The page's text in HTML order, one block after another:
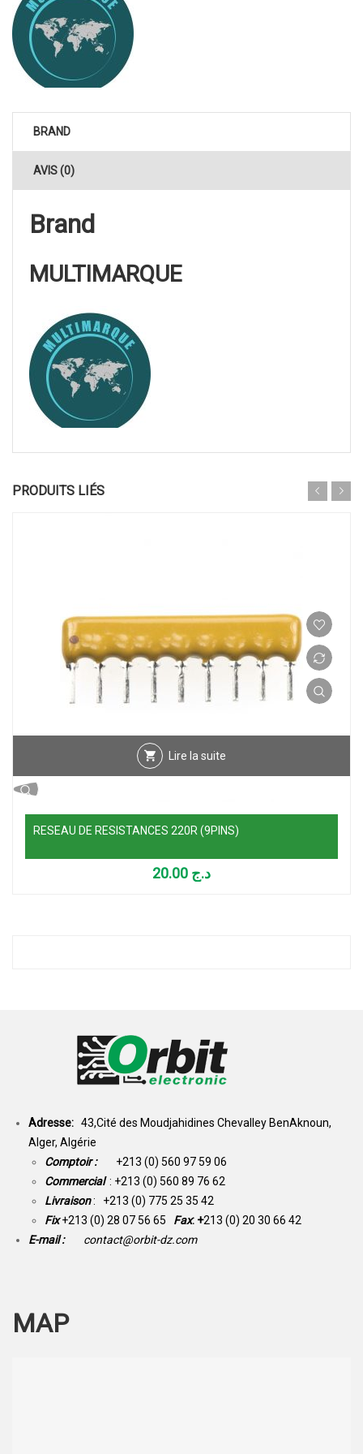
BRAND
AVIS (0)
Brand
MULTIMARQUE
PRODUITS LIÉS
Lire la suite
RESEAU DE RESISTANCES 220R (9PINS)
د.ج
Adresse: 43,Cité des Moudjahidines Chevalley BenAknoun,
Alger, Algérie
Comptoir : +213 (0) 560 97 59 06
Commercial : +213 (0) 560 89 76 62
Livraison: +213 (0) 775 25 35 42
Fix +213 (0) 28 07 56 65 Fax: +213 (0) 20 30 66 42
E-mail :
contact@orbit-dz.com
MAP